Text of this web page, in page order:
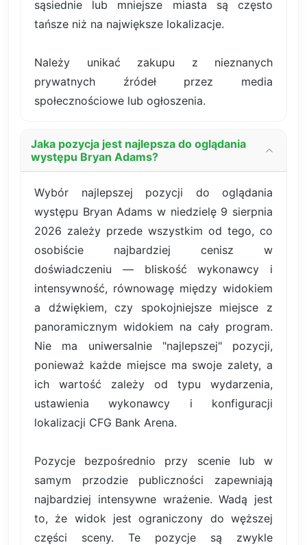
sąsiednie lub mniejsze miasta są często
tańsze niż na największe lokalizacje.
Należy unikać zakupu z nieznanych
prywatnych źródeł przez media
społecznościowe lub ogłoszenia.
Jaka pozycja jest najlepsza do oglądania
występu Bryan Adams?
Wybór najlepszej pozycji do oglądania
występu Bryan Adams w niedzielę 9 sierpnia
2026 zależy przede wszystkim od tego, co
osobiście najbardziej cenisz w
doświadczeniu — bliskość wykonawcy i
intensywność, równowagę między widokiem
a dźwiękiem, czy spokojniejsze miejsce z
panoramicznym widokiem na cały program.
Nie ma uniwersalnie "najlepszej" pozycji,
ponieważ każde miejsce ma swoje zalety, a
ich wartość zależy od typu wydarzenia,
ustawienia wykonawcy i konfiguracji
lokalizacji CFG Bank Arena.
Pozycje bezpośrednio przy scenie lub w
samym przodzie publiczności zapewniają
najbardziej intensywne wrażenie. Wadą jest
to, że widok jest ograniczony do węższej
części sceny. Te pozycje są zwykle